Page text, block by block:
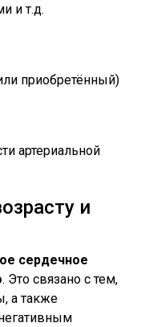
и т.д.
приобретённый)
артериальной
и
сердечное
. Это связано с тем,
а также